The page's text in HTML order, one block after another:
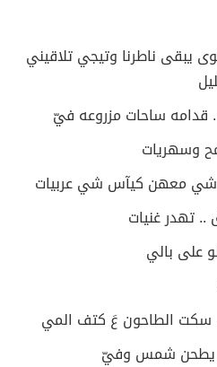
يبقى ناطرنا وتيجي تلاقيني
قدامه ساحات مزروعه فيّ
وسهريات
شي معهن كيآس شي عربيات
.. تهدر غنيات
على بالي
سكت الطاحون عَ كتف المي
يطحن شمس وفيّ